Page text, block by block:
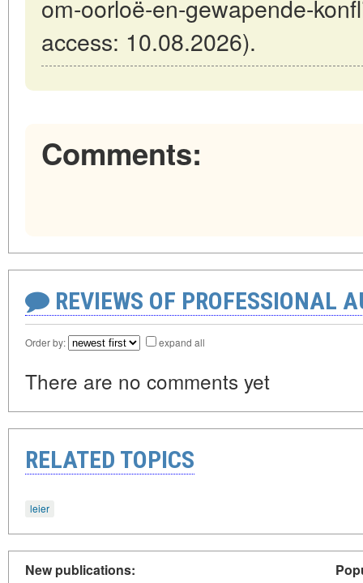
om-oorloë-en-gewapende-
access: 10.08.2026).
Comments:
REVIEWS OF PROFESSIONAL
Order by: expand all
There are no comments yet
RELATED TOPICS
leier
New publications: